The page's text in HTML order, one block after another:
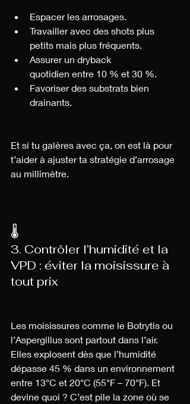
Espacer les arrosages.
Travailler avec des shots plus
petits mais plus fréquents.
Assurer un dryback
quotidien entre 10 % et 30 %.
Favoriser des substrats bien
drainants.
Et si tu galères avec ça, on est là pour
t’aider à ajuster ta stratégie d’arrosage
au millimètre.
🌡️
3. Contrôler l’humidité et la
VPD : éviter la moisissure à
tout prix
Les moisissures comme le Botrytis ou
l’Aspergillus sont partout dans l’air.
Elles explosent dès que l’humidité
dépasse 45 % dans un environnement
entre 13°C et 20°C (55°F – 70°F). Et
devine quoi ? C’est pile la zone où se